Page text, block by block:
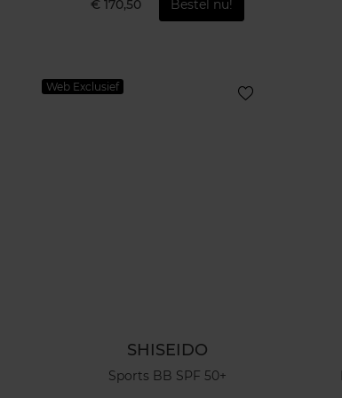
€ 170,50 Bestel nu!
Web Exclusief
SHISEIDO
Sports BB SPF 50+